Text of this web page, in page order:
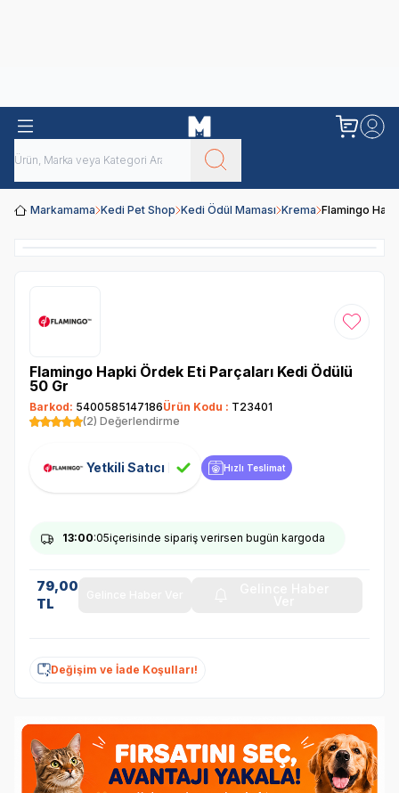
Markamama Kedi Pet Shop Kedi Ödül Maması Krema Flamingo
Favoriye
Flamingo Hapki Ördek Eti Parçaları Kedi Ödülü
50 Gr
Barkod: 5400585147186Ürün Kodu : T23401
(2) Değerlendirme
Yetkili Satıcı Hızlı Teslimat
13:00:05içerisinde sipariş verirsen bugün kargoda
79,00
TL
Değişim ve İade Koşulları!